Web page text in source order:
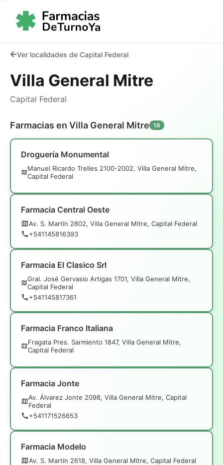
Ver localidades de Capital Federal
Villa General Mitre
Capital Federal
Farmacias en Villa General Mitre 16
Droguería Monumental
Manuel Ricardo Trelles 2100-2002, Villa General Mitre,
Capital Federal
Farmacia Central Oeste
Av. S. Martín 2802, Villa General Mitre, Capital Federal
+541145816393
Farmacia El Clasico Srl
Gral. José Gervasio Artigas 1701, Villa General Mitre,
Capital Federal
+541145817361
Farmacia Franco Italiana
Fragata Pres. Sarmiento 1847, Villa General Mitre,
Capital Federal
Farmacia Jonte
Av. Álvarez Jonte 2098, Villa General Mitre, Capital
Federal
+541171526653
Farmacia Modelo
Av. S. Martín 2618, Villa General Mitre, Capital Federal